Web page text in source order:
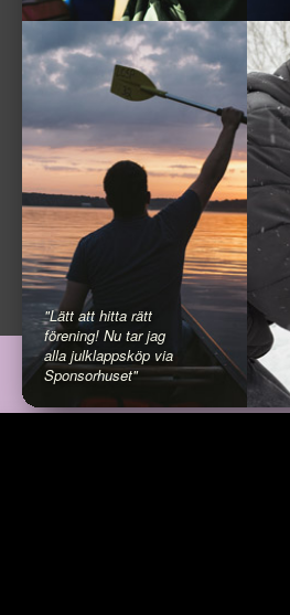
"Lätt att hitta rätt
förening! Nu tar jag
alla julklappsköp via
Sponsorhuset"